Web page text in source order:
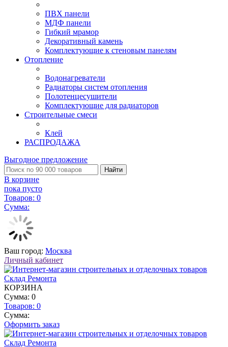
ПВХ панели
МДФ панели
Гибкий мрамор
Декоративный камень
Комплектующие к стеновым панелям
Отопление
Водонагреватели
Радиаторы систем отопления
Полотенцесушители
Комплектующие для радиаторов
Строительные смеси
Клей
РАСПРОДАЖА
Выгодное предложение
Найти
В корзине
пока пусто
Товаров: 0
Сумма:
Ваш город: Москва
Личный кабинет
КОРЗИНА
Сумма: 0
Товаров: 0
Сумма:
Оформить заказ